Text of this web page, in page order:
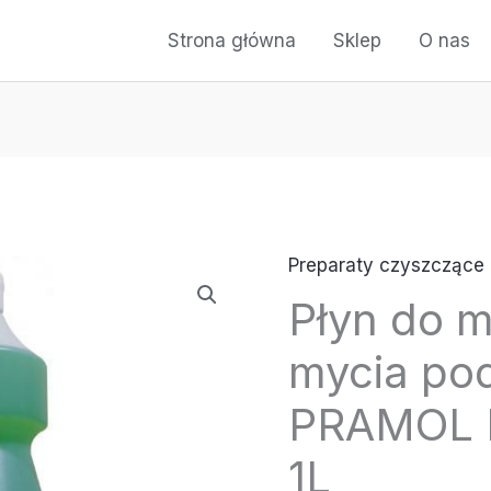
Strona główna Sklep O nas
Preparaty czyszczące
Płyn do
mycia
PRAMOL
1L
ilość
Płyn
do
maszynowego
mycia
podłóg
-